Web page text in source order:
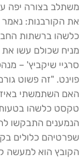
משתלב בצורה יפה
את הקורבנות: נאמר
כלשהו ברשתות
מניח שכולם עשו את
סרגיי שיקביץ' –
פוינט. "זה פשוט
האם השתמשתי
טקסט כלשהו
הנמענים התבקשו
שפרטיהם כלולים
הקובץ הוא למעשה